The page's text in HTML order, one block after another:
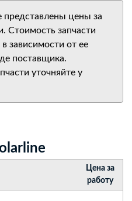
представлены цены за
Стоимость запчасти
зависимости от ее
поставщика.
уточняйте у
Цена за
работу